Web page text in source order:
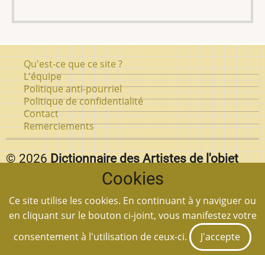
Pied
de
page
Qu'est-ce que ce site ?
L'équipe
Politique anti-pourriel
Politique de confidentialité
Contact
Remerciements
© 2026 Dictionnaire des Artistes de l'objet
Vous pouvez reproduire textuellement des pages de
notre siteen autant que vous citez la source et
mettez un lien à la page en question.
Cookies
Ce site utilise les cookies. En continuant à y naviguer ou
en cliquant sur le bouton ci-joint, vous manifestez votre
consentement à l'utilisation de ceux-ci.
J'accepte